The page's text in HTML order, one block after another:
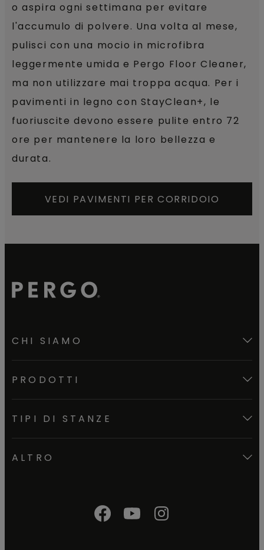
o aspira ogni settimana per evitare
l'accumulo di polvere. Una volta al mese,
pulisci con una mocio in microfibra
leggermente umida e Pergo Floor Cleaner,
ma non utilizzare mai troppa acqua. Per i
pavimenti in legno con StayClean+, le
fuoriuscite devono essere pulite entro 72
ore per mantenere la loro bellezza e
durata.
VEDI PAVIMENTI PER CORRIDOIO
CHI SIAMO
PRODOTTI
TIPI DI STANZE
ALTRO